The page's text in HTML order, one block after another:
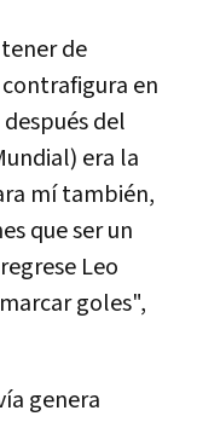
de
contrafigura en
del
era la
mí también,
que ser un
Leo
goles",
genera